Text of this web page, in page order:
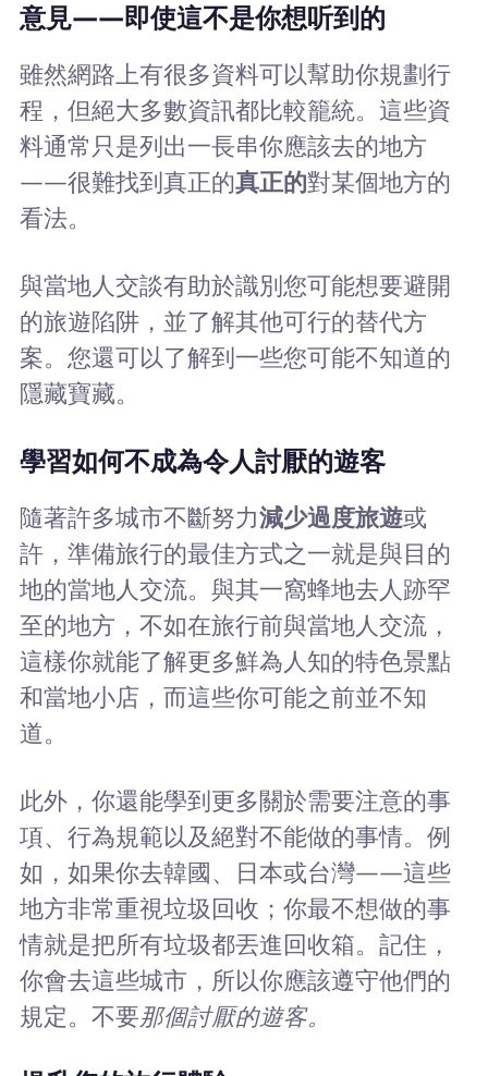
意見——即使這不是你想听到的
雖然網路上有很多資料可以幫助你規劃行
程，但絕大多數資訊都比較籠統。這些資
料通常只是列出一長串你應該去的地方
——很難找到真正的真正的對某個地方的
看法。
與當地人交談有助於識別您可能想要避開
的旅遊陷阱，並了解其他可行的替代方
案。您還可以了解到一些您可能不知道的
隱藏寶藏。
學習如何不成為令人討厭的遊客
隨著許多城市不斷努力減少過度旅遊或
許，準備旅行的最佳方式之一就是與目的
地的當地人交流。與其一窩蜂地去人跡罕
至的地方，不如在旅行前與當地人交流，
這樣你就能了解更多鮮為人知的特色景點
和當地小店，而這些你可能之前並不知
道。
此外，你還能學到更多關於需要注意的事
項、行為規範以及絕對不能做的事情。例
如，如果你去韓國、日本或台灣——這些
地方非常重視垃圾回收；你最不想做的事
情就是把所有垃圾都丟進回收箱。記住，
你會去這些城市，所以你應該遵守他們的
規定。不要那個討厭的遊客。